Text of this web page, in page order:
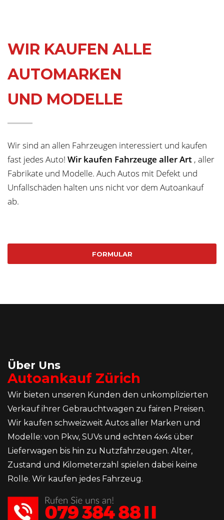
WIR KAUFEN ALLE
AUTOMARKEN
UND MODELLE
Wir sind an allen Fahrzeugen interessiert und kaufen
fast jedes Auto! Wir kaufen Fahrzeuge aller Art , aller
Fabrikate und Modelle. Auch Autos mit Defekt und
Unfallschäden halten uns nicht vor dem Autoankauf
ab.
FORMULAR
Über Uns
Autoankauf Zürich
Wir bieten unseren Kunden den unkomplizierten
Verkauf ihrer Gebrauchtwagen zu fairen Preisen.
Wir kaufen schweizweit Autos aller Marken und
Modelle: von Pkw, SUVs und echten 4x4s über
Lieferwagen bis hin zu Nutzfahrzeugen. Alter,
Zustand und Kilometerzahl spielen dabei keine
Rolle. Wir kaufen jedes Fahrzeug.